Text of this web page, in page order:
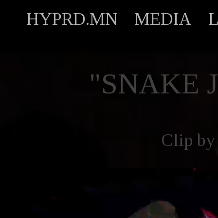
HYPRD.MN MEDIA
"SNAKE
Clip